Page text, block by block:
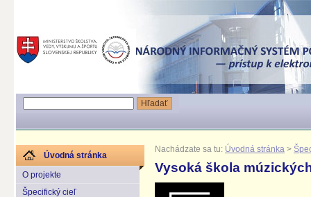
Úvodná stránka
O projekte
Špecifický cieľ
Nachádzate sa tu: Úvodná stránka >
Vysoká škola